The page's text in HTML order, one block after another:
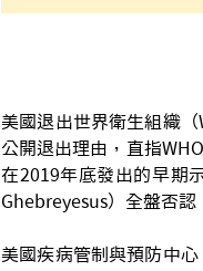
美國退出世界衛生組織
公開退出理由，直指
在2019年底發出的早期
Ghebreyesus）全盤否認
美國疾病管制與預防中